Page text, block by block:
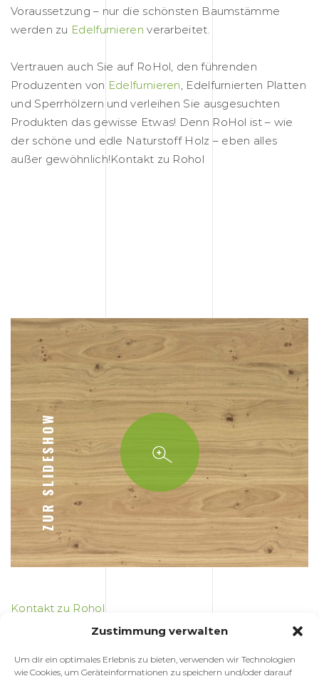
Zustimmung verwalten
Um dir ein optimales Erlebnis zu bieten, verwenden wir Technologien
wie Cookies, um Geräteinformationen zu speichern und/oder darauf
Voraussetzung – nur die schönsten Baumstämme
werden zu Edelfurnieren verarbeitet.
Vertrauen auch Sie auf RoHol, den führenden
Produzenten von Edelfurnieren, Edelfurnierten Platten
und Sperrhölzern und verleihen Sie ausgesuchten
Produkten das gewisse Etwas! Denn RoHol ist – wie
der schöne und edle Naturstoff Holz – eben alles
außer gewöhnlich!Kontakt zu Rohol
ZUR SLIDESHOW
Kontakt zu Rohol